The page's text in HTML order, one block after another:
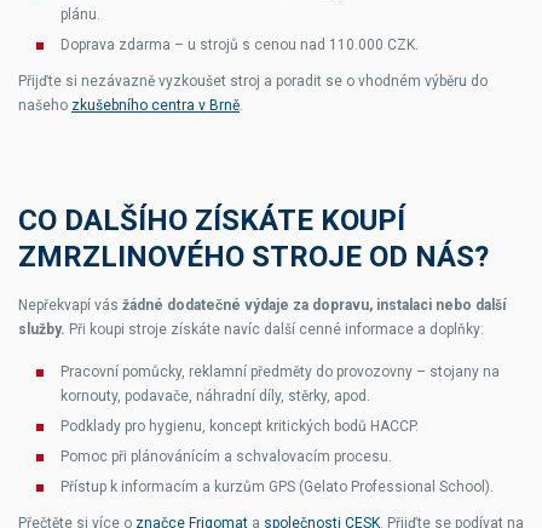
plánu.
Doprava zdarma – u strojů s cenou nad 110.000 CZK.
Přijďte si nezávazně vyzkoušet stroj a poradit se o vhodném výběru do
našeho zkušebního centra v Brně
CO DALŠÍHO ZÍSKÁTE KOUPÍ
ZMRZLINOVÉHO STROJE OD NÁS?
Nepřekvapí vás žádné dodatečné výdaje za dopravu, instalaci nebo další
služby. Při koupi stroje získáte navíc další cenné informace a doplňky:
Pracovní pomůcky, reklamní předměty do provozovny – stojany na
kornouty, podavače, náhradní díly, stěrky, apod.
Podklady pro hygienu, koncept kritických bodů HACCP.
Pomoc při plánovánícím a schvalovacím procesu.
Přístup k informacím a kurzům GPS (Gelato Professional School).
Přečtěte si více o značce Frigomat a společnosti CESK . Přijďte se podívat na